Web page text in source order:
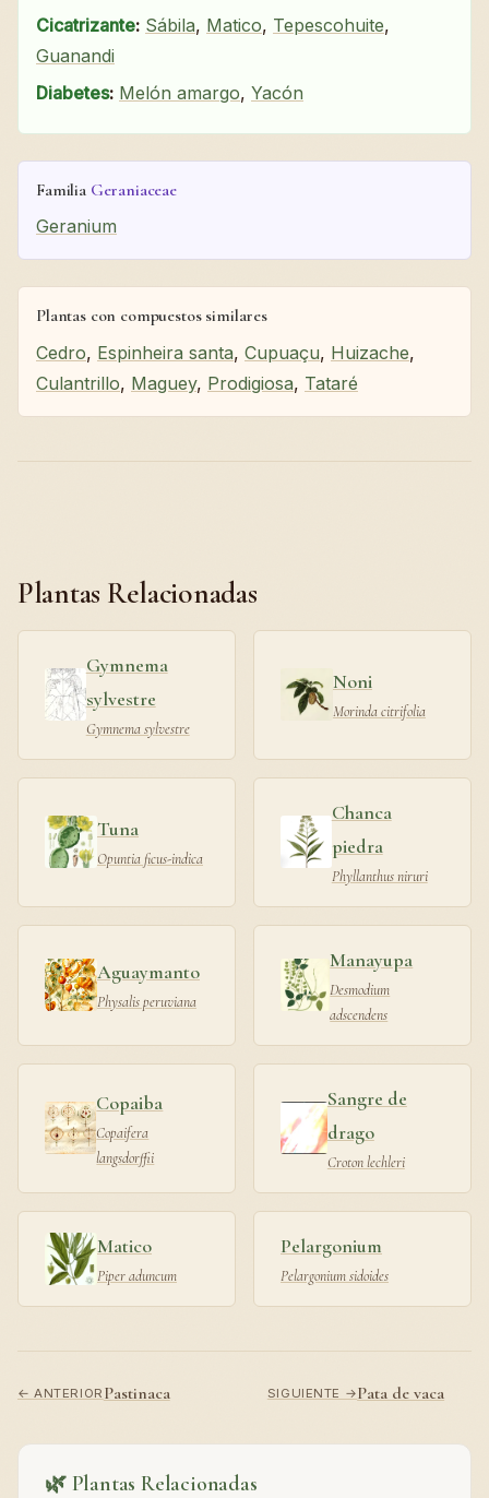
Cicatrizante: Sábila, Matico, Tepescohuite,
Guanandi
Diabetes: Melón amargo, Yacón
Familia Geraniaceae
Geranium
Plantas con compuestos similares
Cedro, Espinheira santa, Cupuaçu, Huizache,
Culantrillo, Maguey, Prodigiosa, Tataré
Plantas Relacionadas
Gymnema
sylvestre
Gymnema sylvestre
Noni
Morinda citrifolia
Tuna
Opuntia ficus-indica
Chanca
piedra
Phyllanthus niruri
Aguaymanto
Physalis peruviana
Manayupa
Desmodium
adscendens
Copaiba
Copaifera
langsdorffii
Sangre de
drago
Croton lechleri
Matico
Piper aduncum
Pelargonium
Pelargonium sidoides
← ANTERIOR Pastinaca SIGUIENTE →Pata de vaca
🌿 Plantas Relacionadas